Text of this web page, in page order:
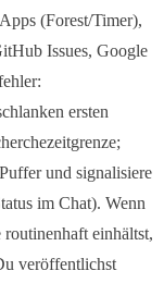
(Forest/Timer),
Issues, Google
ersten
und signalisiere
im Chat). Wenn
einhältst,
veröffentlichst